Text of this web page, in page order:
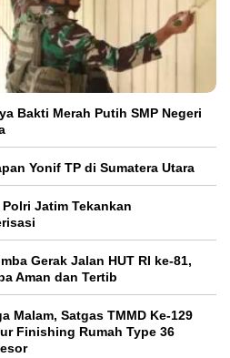
Bakti Merah Putih SMP Negeri
Yonif TP di Sumatera Utara
Jatim Tekankan
Gerak Jalan HUT RI ke-81,
Aman dan Tertib
Malam, Satgas TMMD Ke-129
Finishing Rumah Type 36